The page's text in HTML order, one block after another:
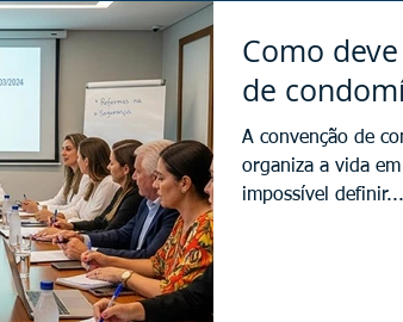
Como
de
A convenção de
organiza a vida
impossível definir...